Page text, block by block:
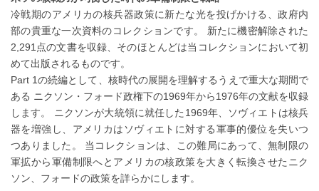
冷戦期のアメリカの核兵器政策に新たな光を投げかける、政府内
部の貴重な一次資料のコレクションです。 新たに機密解除された
2,291点の文書を収録、そのほとんどは当コレクションにおいて初
めて出版されるものです。
Part 1の続編として、核時代の展開を理解するうえで重大な期間で
ある ニクソン・フォード政権下の1969年から1976年の文献を収録
します。 ニクソンが大統領に就任した1969年、ソヴィエトは核兵
器を増強し、アメリカはソヴィエトに対する軍事的優位を失いつ
つありました。 当コレクションは、この難局にあって、無制限の
軍拡から軍備制限へとアメリカの核政策を大きく転換させたニク
ソン、フォードの政策を詳らかにします。